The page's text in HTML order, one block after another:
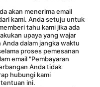
kami. Anda setuju untuk
tahu kami jika ada
upaya yang wajar
dalam jangka waktu
proses pemesanan
email "Pembayaran
Anda tidak
hubungi kami
ini.